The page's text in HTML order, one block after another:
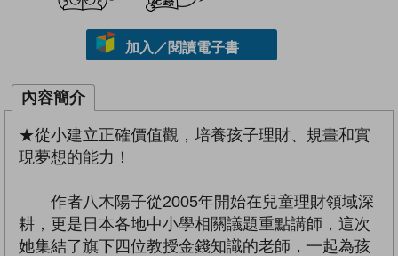
加入／閱讀電子書
內容簡介
★從小建立正確價值觀，培養孩子理財、規畫和實
現夢想的能力！
作者八木陽子從2005年開始在兒童理財領域深
耕，更是日本各地中小學相關議題重點講師，這次
她集結了旗下四位教授金錢知識的老師，一起為孩